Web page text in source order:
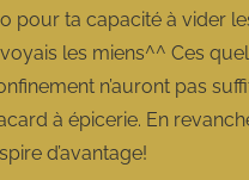
pour ta capacité à vider
les miens^^ Ces
n’auront pas
à épicerie. En
d’avantage!